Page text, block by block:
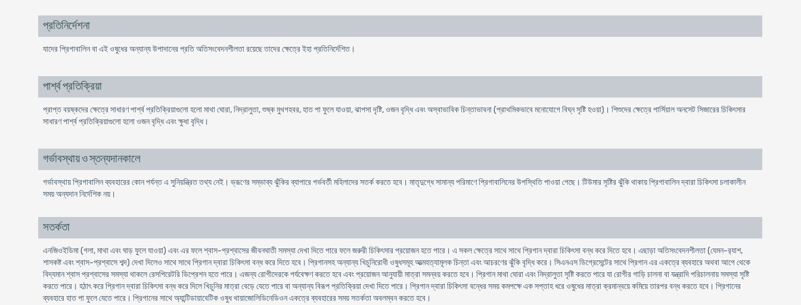
প্রতিনির্দেশনা
যাদের প্রিগাবালিন বা এই ওষুধের অন্যান্য উপাদানের প্রতি অতিসংবেদনশীলতা রয়েছে তাদের ক্ষেত্রে ইহা প্রতিনির্দেশিত।
পার্শ্ব প্রতিক্রিয়া
প্রাপ্ত বয়ষ্কদের ক্ষেত্রে সাধারণ পার্শ্ব প্রতিক্রিয়াগুলো হলো মাথা ঘোরা, নিদ্রালুতা, শুষ্ক মুখগহবর, হাত পা ফুলে যাওয়া, ঝাপসা দৃষ্টি, ওজন বৃদ্ধি এবং অস্বাভাবিক চিন্তাভাবনা (প্রাথমিকভাবে মনোযোগে বিঘ্ন সৃষ্টি হওয়া)। শিশুদের ক্ষেত্রে পার্সিয়াল অনসেট সিজারের চিকিৎসার
সাধারণ পার্শ্ব প্রতিক্রিয়াগুলো হলো ওজন বৃদ্ধি এবং ক্ষুধা বৃদ্ধি।
গর্ভাবস্থায় ও স্তন্যদানকালে
গর্ভাবস্থায় প্রিগাবালিন ব্যবহারের কোন পর্যন্ত এ সুনিয়ন্ত্রিত তথ্য নেই। ভ্রূণের সম্ভাব্য ঝুঁকির ব্যাপারে গর্ভবর্তী মহিলাদের সতর্ক করতে হবে। মাতৃদুগ্ধে সামান্য পরিমাণে প্রিগাবালিনের উপস্থিতি পাওয়া গেছে। টিউমার সৃষ্টির ঝুঁকি থাকায় প্রিগাবালিন দ্বারা চিকিৎসা চলাকালীন
সময় অন্যদান নির্দেশিক নয়।
সতর্কতা
এনজিওইডিমা (গলা, মাথা এবং ঘাড় ফুলে যাওয়া) এবং এর ফলে শ্বাস-প্রশ্বাসের জীবনঘাতী সমস্যা দেখা দিতে পারে ফলে জরুরী চিকিৎসার প্রয়োজন হতে পারে। এ সকল ক্ষেত্রে সাথে সাথে প্রিগান দ্বারা চিকিৎসা বন্ধ করে দিতে হবে। এছাড়া অতিসংবেদনশীলতা (যেমন-র‍্যাশ,
শাসকষ্ট এবং শ্বাস-প্রশ্বাসে শব্দ) দেখা দিলেও সাথে সাথে প্রিগান দ্বারা চিকিৎসা বন্ধ করে দিতে হবে। প্রিগানসহ অন্যান্য খিচুনিরোধী ওষুধসমূহ আত্মহত্যামূলক চিন্তা এবং আচরণের ঝুঁকি বৃদ্ধি করে। সিএনএস ডিগ্রেসেন্টের সাথে প্রিগান এর একত্রে ব্যবহারে অথবা আগে থেকে
বিদ্যমান শ্বাস প্রশ্বাসের সমস্যা থাকলে রেসপিরেটরি ডিপ্রেশন হতে পারে। এজন্য রোগীদেরকে পর্যবেক্ষণ করতে হবে এবং প্রয়োজন আনুযায়ী মাত্রা সমন্বয় করতে হবে। প্রিগান মাথা ঘোরা এবং নিদ্রালুতা সৃষ্টি করতে পারে যা রোগীর গাড়ি চালনা বা যন্ত্রাদি পরিচালনায় সমস্যা সৃষ্টি
করতে পারে। হঠাৎ করে প্রিগান দ্বারা চিকিৎসা বন্ধ করে দিলে খিচুনির মাত্রা বেড়ে যেতে পারে বা অন্যান্য বিরূপ প্রতিক্রিয়া দেখা দিতে পারে। প্রিগান দ্বারা চিকিৎসা বন্ধের সময় কমপক্ষে এক সপ্তাহ ধরে ওষুধের মাত্রা ক্রমান্বয়ে কমিয়ে তারপর বন্ধ করতে হবে। প্রিগানের
ব্যবহারে হাত পা ফুলে যেতে পারে। প্রিগানের সাথে অ্যান্টিডায়াবেটিক ওষুধ থায়াজোলিডিনেডিওন একত্রে ব্যবহারের সময় সতর্কতা অবলম্বন করতে হবে।